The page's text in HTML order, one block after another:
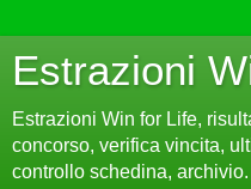
Estrazioni
Estrazioni Win for Life,
concorso, verifica vincita,
controllo schedina, archivio.